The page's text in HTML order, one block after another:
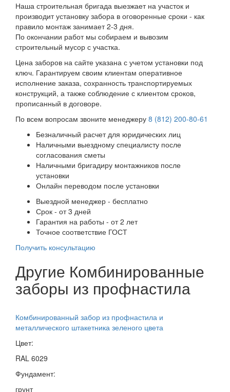
Наша строительная бригада выезжает на участок и
производит установку забора в оговоренные сроки - как
правило монтаж занимает 2-3 дня.
По окончании работ мы собираем и вывозим
строительный мусор с участка.
Цена заборов на сайте указана с учетом установки под
ключ. Гарантируем своим клиентам оперативное
исполнение заказа, сохранность транспортируемых
конструкций, а также соблюдение с клиентом сроков,
прописанный в договоре.
По всем вопросам звоните менеджеру 8 (812) 200-80-61
Безналичный расчет для юридических лиц
Наличными выездному специалисту после
согласования сметы
Наличными бригадиру монтажников после
установки
Онлайн переводом после установки
Выездной менеджер - бесплатно
Срок - от 3 дней
Гарантия на работы - от 2 лет
Точное соответствие ГОСТ
Получить консультацию
Другие Комбинированные
заборы из профнастила
Комбинированный забор из профнастила и
металлического штакетника зеленого цвета
Цвет:
RAL 6029
Фундамент:
грунт